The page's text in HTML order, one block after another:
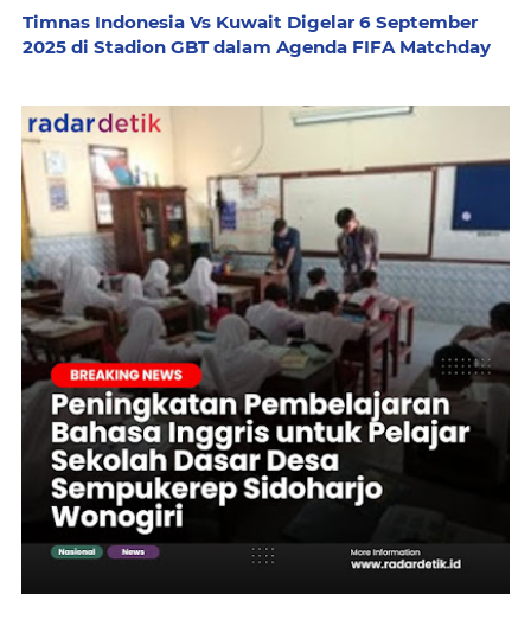
Timnas Indonesia Vs Kuwait Digelar 6 September
2025 di Stadion GBT dalam Agenda FIFA Matchday